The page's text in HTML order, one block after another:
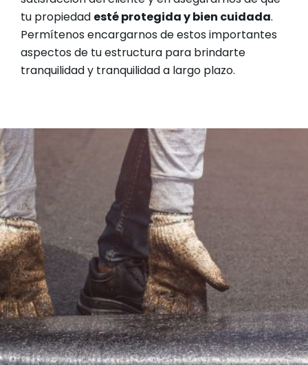
tu propiedad esté protegida y bien cuidada.
Permítenos encargarnos de estos importantes
aspectos de tu estructura para brindarte
tranquilidad y tranquilidad a largo plazo.